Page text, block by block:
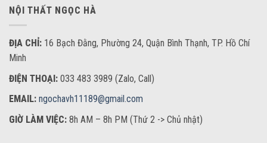
NỘI THẤT NGỌC HÀ
ĐỊA CHỈ: 16 Bạch Đằng, Phường 24, Quận Bình Thạnh, TP. Hồ Chí
Minh
ĐIỆN THOẠI: 033 483 3989 (Zalo, Call)
EMAIL: ngochavh11189@gmail.com
GIỜ LÀM VIỆC: 8h AM – 8h PM (Thứ 2 -> Chủ nhật)